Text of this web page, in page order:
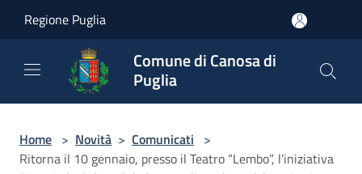
Regione Puglia
Comune di Canosa di
Puglia
Home > Novità > Comunicati >
Ritorna il 10 gennaio, presso il Teatro “Lembo”, l’iniziativa